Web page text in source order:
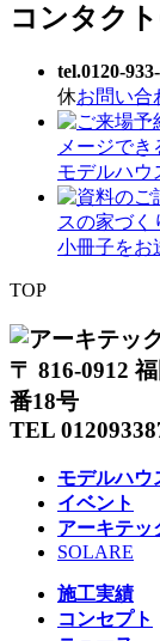
コンタクト
tel.0120-
休お問い合
メージでき
モデルハウ
スの家づく
小冊子をお
TOP
〒 816-0912
番18号
TEL
モデルハウ
イベント
アーキテッ
SOLARE
施工実績
コンセプト